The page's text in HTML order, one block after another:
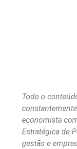
Todo o
economista
Estratégica de
gestão e